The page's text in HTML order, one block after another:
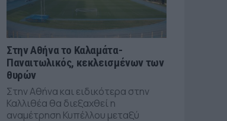
Στην Αθήνα το Καλαμάτα-
Παναιτωλικός, κεκλεισμένων των
θυρών
Στην Αθήνα και ειδικότερα στην
Καλλιθέα θα διεξαχθεί η
αναμέτρηση Κυπέλλου μεταξύ